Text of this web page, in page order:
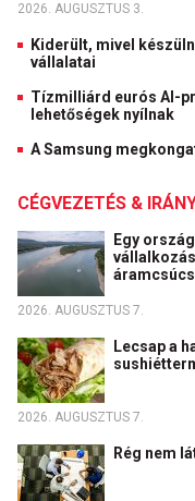
2026. AUGUSZTUS 3.
Kiderült, mivel
vállalatai
Tízmilliárd eurós AI-
lehetőségek nyílnak
A Samsung
CÉGVEZETÉS &
Egy
2026. AUGUSZTUS 7.
Lecsap a
2026. AUGUSZTUS 7.
Rég nem